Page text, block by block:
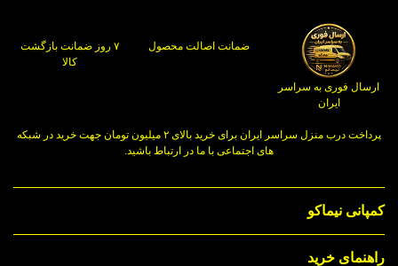
ارسال فوری به سراسر
ایران
ضمانت اصالت محصول
۷ روز ضمانت بازگشت
کالا
پرداخت درب منزل سراسر ایران برای خرید بالای ۲ میلیون تومان جهت خرید در شبکه
های اجتماعی با ما در ارتباط باشید.
کمپانی نیماکو
راهنمای خرید